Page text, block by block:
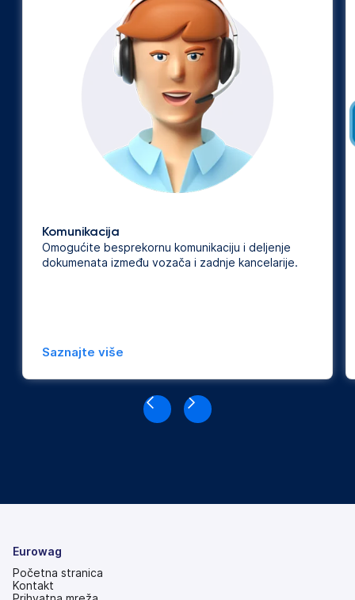
Komunikacija
Omogućite besprekornu komunikaciju i deljenje
dokumenata između vozača i zadnje kancelarije.
Saznajte više
Eurowag
Početna stranica
Kontakt